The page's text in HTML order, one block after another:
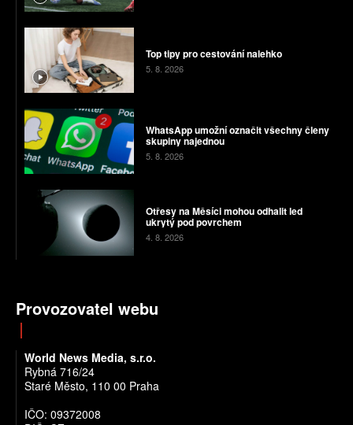
Top tipy pro cestování nalehko
5. 8. 2026
WhatsApp umožní označit všechny členy
skupiny najednou
5. 8. 2026
Otřesy na Měsíci mohou odhalit led
ukrytý pod povrchem
4. 8. 2026
Provozovatel webu
World News Media, s.r.o.
Rybná 716/24
Staré Město, 110 00 Praha
IČO: 09372008